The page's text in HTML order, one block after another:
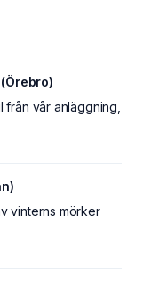
vår anläggning,
vinterns mörker